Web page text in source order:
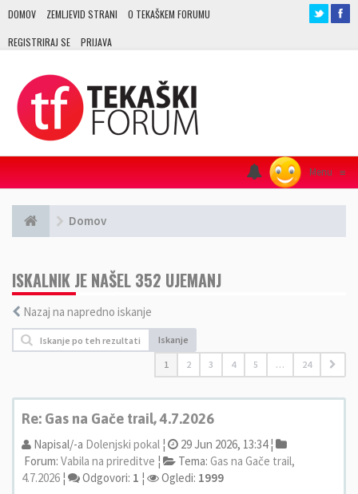
DOMOV ZEMLJEVID STRANI O TEKAŠKEM FORUMU
REGISTRIRAJ SE PRIJAVA
Menu ≡
Domov
ISKALNIK JE NAŠEL 352 UJEMANJ
Nazaj na napredno iskanje
Iskanje
1 2 3 4 5 … 24
Re: Gas na Gače trail, 4.7.2026
Napisal/-a Dolenjski pokal ¦
29 Jun 2026, 13:34 ¦
Forum: Vabila na prireditve ¦ Tema: Gas na Gače trail,
4.7.2026 ¦ Odgovori: 1 ¦ Ogledi: 1999